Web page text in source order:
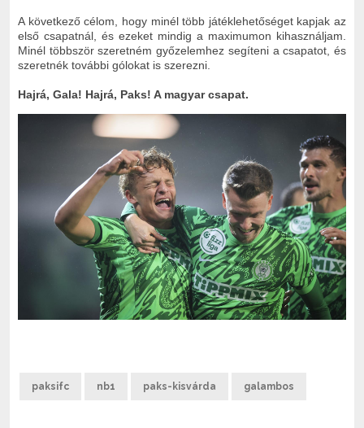
A következő célom, hogy minél több játéklehetőséget kapjak az
első csapatnál, és ezeket mindig a maximumon kihasználjam.
Minél többször szeretném győzelemhez segíteni a csapatot, és
szeretnék további gólokat is szerezni.
Hajrá, Gala! Hajrá, Paks! A magyar csapat.
paksifc nb1 paks-kisvárda galambos